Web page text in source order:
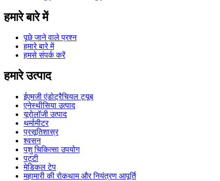
हमारे बारे में
पूछे जाने वाले प्रश्न
हमारे बारे में
हमसे संपर्क करें
हमारे उत्पाद
ईएमजी एंडोट्रैचियल ट्यूब
एनेस्थीसिया उत्पाद
यूरोलॉजी उत्पाद
थर्मामीटर
प्रसूतिशास्र
श्वसन
पशु चिकित्सा उपयोग
पट्टी
मेडिकल टेप
महामारी की रोकथाम और नियंत्रण आपूर्ति